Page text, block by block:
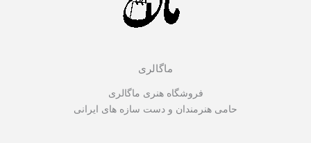
ماگالری
فروشگاه هنری ماگالری
حامی هنرمندان و دست سازه های ایرانی